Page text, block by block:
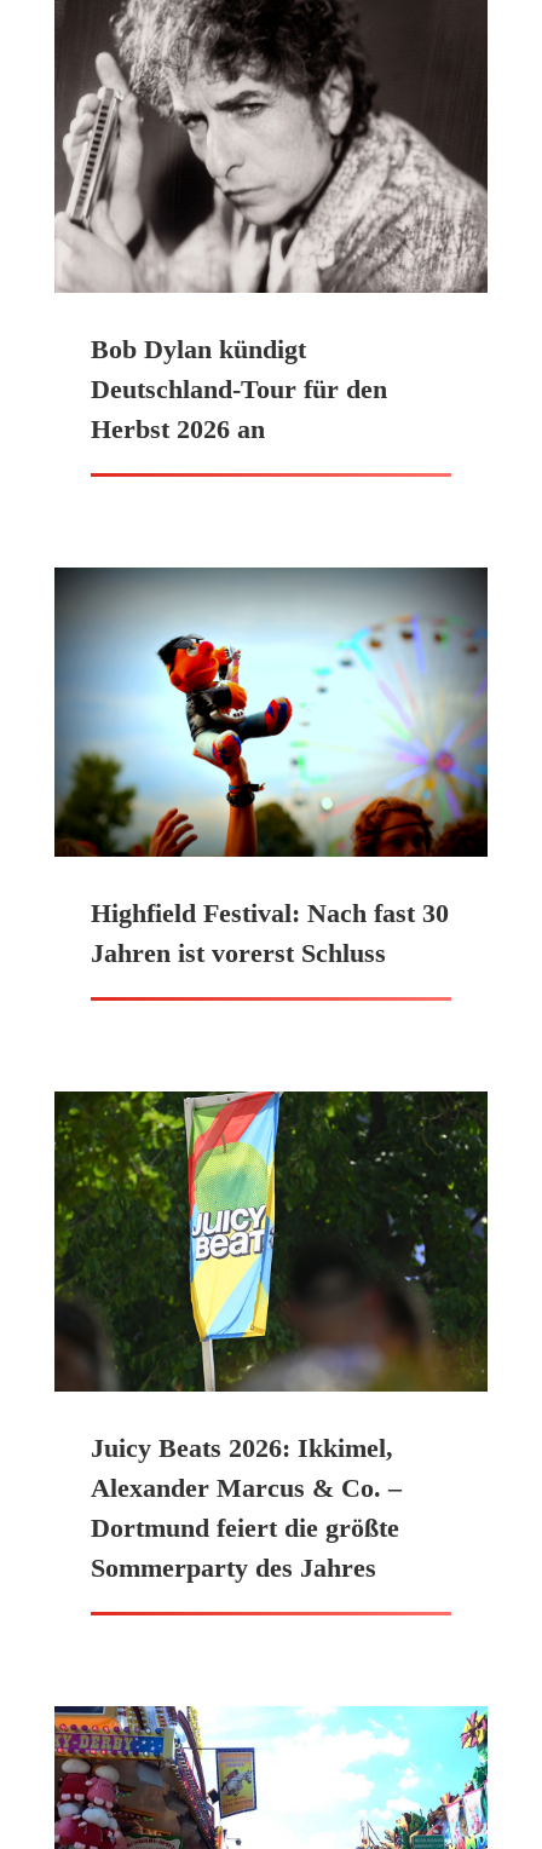
Bob Dylan kündigt
Deutschland-Tour für den
Herbst 2026 an
Highfield Festival: Nach fast 30
Jahren ist vorerst Schluss
Juicy Beats 2026: Ikkimel,
Alexander Marcus & Co. –
Dortmund feiert die größte
Sommerparty des Jahres